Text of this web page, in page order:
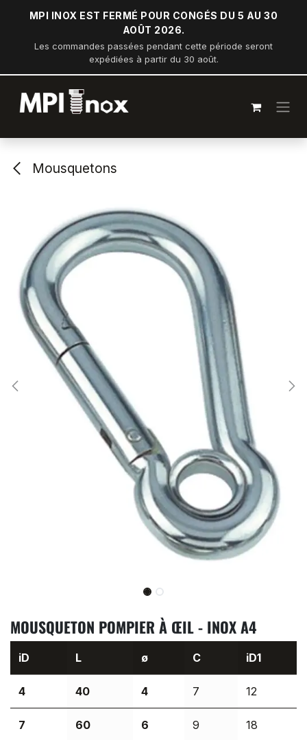
Se rendre au contenu
MPI INOX EST FERMÉ POUR CONGÉS DU 5 AU 30
AOÛT 2026.
Les commandes passées pendant cette période seront
expédiées à partir du 30 août.
Mousquetons
MOUSQUETON POMPIER À ŒIL - INOX A4
iD L ø C iD1
4 40 4 7 12
7 60 6 9 18